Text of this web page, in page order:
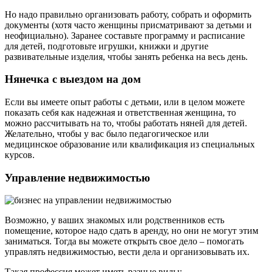
Но надо правильно организовать работу, собрать и оформить
документы (хотя часто женщины присматривают за детьми и
неофициально). Заранее составьте программу и расписание
для детей, подготовьте игрушки, книжки и другие
развивательные изделия, чтобы занять ребенка на весь день.
Нянечка с выездом на дом
Если вы имеете опыт работы с детьми, или в целом можете
показать себя как надежная и ответственная женщина, то
можно рассчитывать на то, чтобы работать няней для детей.
Желательно, чтобы у вас было педагогическое или
медицинское образование или квалификация из специальных
курсов.
Управление недвижимостью
Возможно, у ваших знакомых или родственников есть
помещение, которое надо сдать в аренду, но они не могут этим
заниматься. Тогда вы можете открыть свое дело – помогать
управлять недвижимостью, вести дела и организовывать их.